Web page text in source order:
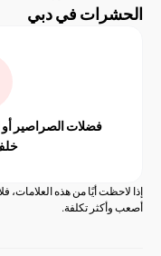
في دبي
فضلات الصراصير أو البيض
خلف الأجهزة
أيًا من هذه العلامات، فلا تنتظر.
تكلفة.